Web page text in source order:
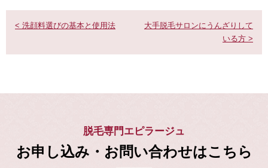
< 洗顔料選びの基本と使用法
大手脱毛サロンにうんざりして
いる方 >
脱毛専門エピラージュ
お申し込み・お問い合わせはこちら